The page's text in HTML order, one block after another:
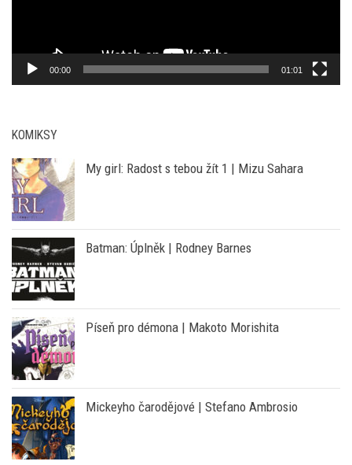
00:00 01:01
KOMIKSY
My girl: Radost s tebou žít 1 | Mizu Sahara
Batman: Úplněk | Rodney Barnes
Píseň pro démona | Makoto Morishita
Mickeyho čarodějové | Stefano Ambrosio